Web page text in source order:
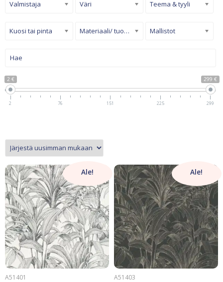
2 € 299 €
2 76 151 225 299
Valmistaja Väri Teema & tyyli
Kuosi tai pinta Materiaali/ tuotetyyppi Mallistot
Ale!
A51401
Ale!
A51403